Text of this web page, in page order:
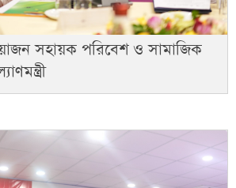
সহায়ক পরিবেশ ও সামাজিক